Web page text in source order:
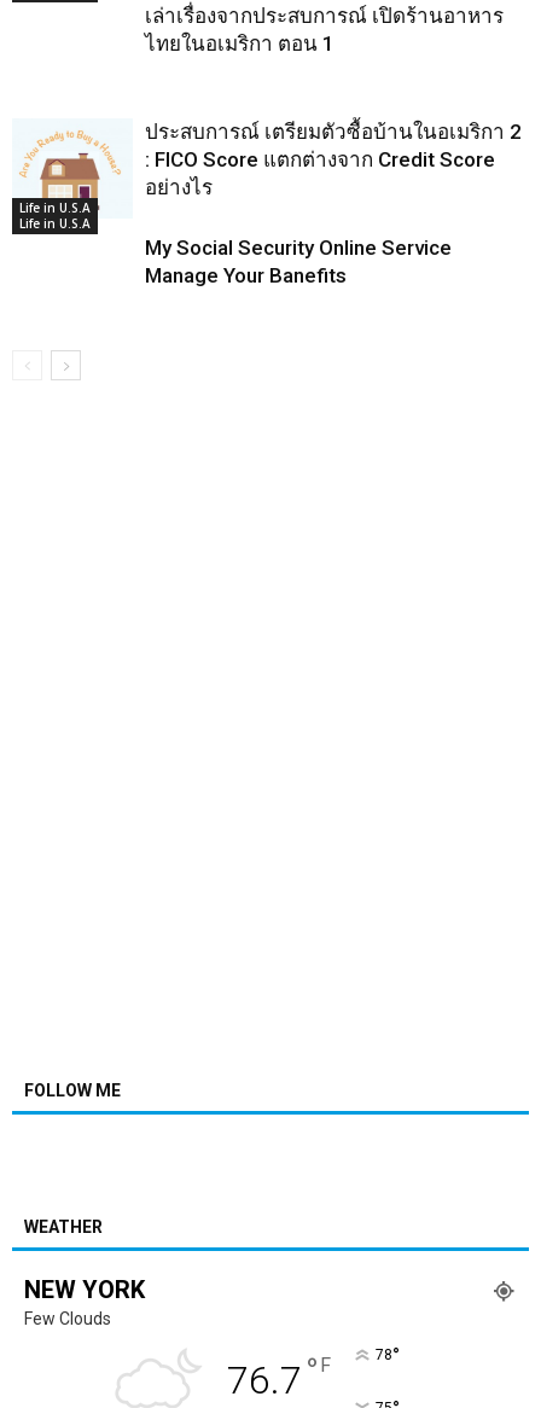
เล่าเรื่องจากประสบการณ์ เปิดร้านอาหาร
ไทยในอเมริกา ตอน 1
Life in U.S.A
ประสบการณ์ เตรียมตัวซื้อบ้านในอเมริกา 2
: FICO Score แตกต่างจาก Credit Score
อย่างไร
Life in U.S.A
My Social Security Online Service
Manage Your Banefits
FOLLOW ME
WEATHER
NEW YORK
Few Clouds
76.7 ° F 78°